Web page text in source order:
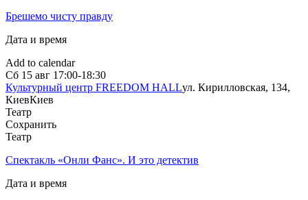
Брешемо чисту правду
Дата и время
Add to calendar
Сб 15 авг 17:00-18:30
Культурный центр FREEDOM HALLул. Кирилловская, 134,
КиевКиев
Театр
Сохранить
Театр
Спектакль «Онли Фанс». И это детектив
Дата и время